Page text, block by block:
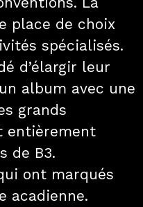
place de choix
spécialisés.
d’élargir leur
album avec une
grands
entièrement
de B3.
ont marqués
acadienne.